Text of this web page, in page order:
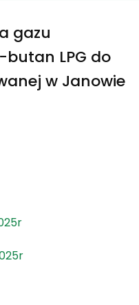
gazu
LPG do
w Janowie